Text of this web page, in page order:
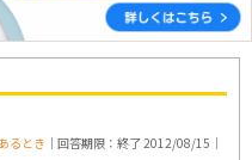
るとき ｜回答期限：終了 2012/08/15｜